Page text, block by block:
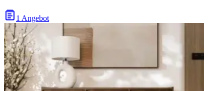
1 Angebot